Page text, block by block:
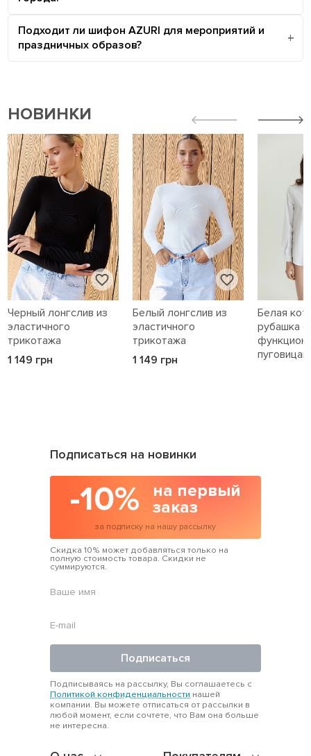
Подходит ли шифон AZURI для мероприятий и
праздничных образов?
НОВИНКИ
Черный лонгслив из
эластичного
трикотажа
1 149 грн
Белый лонгслив из
эластичного
трикотажа
1 149 грн
Белая
рубашка с
Подписаться на новинки
-10%
на первый
заказ
за подписку на нашу рассылку
Скидка 10% может добавляться только на
полную стоимость товара. Скидки не
суммируются.
Подписаться
Подписываясь на рассылку, Вы соглашаетесь с
Политикой конфиденциальности нашей
компании. Вы можете отписаться от рассылки в
любой момент, если сочтете, что Вам она больше
не интересна.